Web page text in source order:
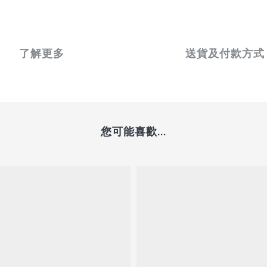
了解更多 送貨及付款方式
您可能喜歡...